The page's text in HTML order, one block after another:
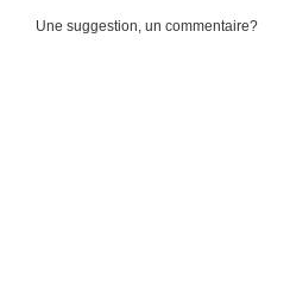
Une suggestion, un commentaire?